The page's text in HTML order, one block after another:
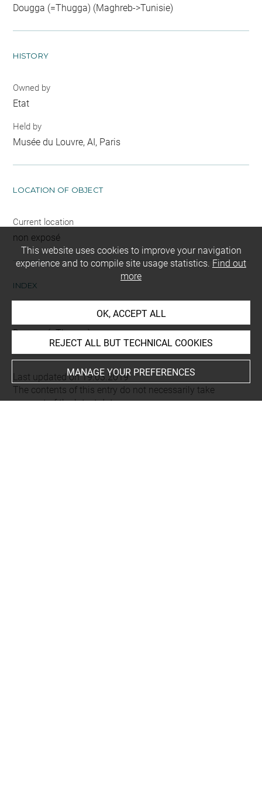
Dougga (=Thugga) (Maghreb->Tunisie)
HISTORY
Owned by
Etat
Held by
Musée du Louvre, AI, Paris
LOCATION OF OBJECT
Current location
non exposé
INDEX
Dougga (=Thugga)
Last updated on 19.03.2019
The contents of this entry do not necessarily take
account of the latest data.
This website uses cookies to improve your navigation
experience and to compile site usage statistics. Find out
more
OK, ACCEPT ALL
REJECT ALL BUT TECHNICAL COOKIES
MANAGE YOUR PREFERENCES